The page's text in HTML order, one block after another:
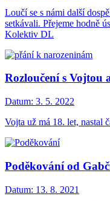
Loučí se s námi další
setkávali. Přejeme hodně
Kolektiv DL
Rozloučení s Vojtou
Datum: 3. 5. 2022
Vojta už má 18. let, nastal
Poděkování od
Datum: 13. 8. 2021